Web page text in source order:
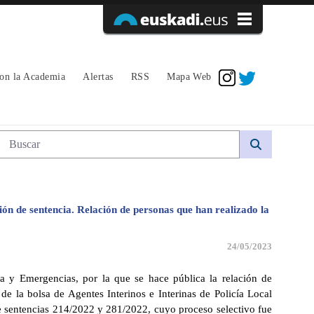
la Academia Alertas RSS Mapa Web
web
de sentencia. Relación de personas que han realizado la
24/05/2023
y Emergencias, por la que se hace pública la relación de
la bolsa de Agentes Interinos e Interinas de Policía Local
214/2022 y 281/2022, cuyo proceso selectivo fue